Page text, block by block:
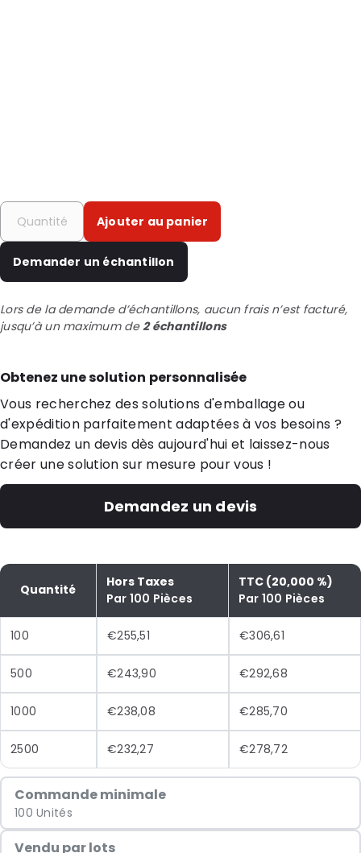
Ajouter au panier
Demander un échantillon
Lors de la demande d’échantillons, aucun frais n’est facturé,
jusqu’à un maximum de2 échantillons
Obtenez une solution personnalisée
Vous recherchez des solutions d'emballage ou
d'expédition parfaitement adaptées à vos besoins ?
Demandez un devis dès aujourd'hui et laissez-nous
créer une solution sur mesure pour vous !
Demandez un devis
Quantité
Hors Taxes
Par 100 Pièces
TTC (20,000 %)
Par 100 Pièces
100 €255,51 €306,61
500 €243,90 €292,68
1000 €238,08 €285,70
2500 €232,27 €278,72
Commande minimale
100 Unités
Vendu par lots